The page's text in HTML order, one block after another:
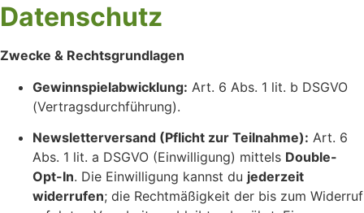
Datenschutz
Zwecke & Rechtsgrundlagen
Gewinnspielabwicklung: Art. 6 Abs. 1 lit. b DSGVO
(Vertragsdurchführung).
Newsletterversand (Pflicht zur Teilnahme): Art. 6
Abs. 1 lit. a DSGVO (Einwilligung) mittels Double-
Opt-In. Die Einwilligung kannst du jederzeit
widerrufen; die Rechtmäßigkeit der bis zum Widerruf